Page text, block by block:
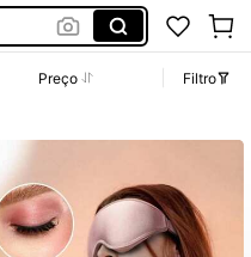
Preço
Filtro